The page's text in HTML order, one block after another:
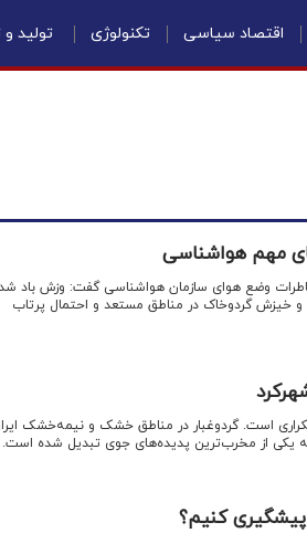
اقتصاد سیاسی تکنولوژی تولید
مهم هواشناسی
وضع هوای سازمان هواشناسی گفت: وزش باد
خیزش گردوخاک در مناطق مستعد و احتمال پرتاب
است. گردوغبار در مناطق خشک و نیمه‌خشک
یکی از مخرب‌ترین پدیده‌های جوی تبدیل شده است.
پیشگیری کنیم؟